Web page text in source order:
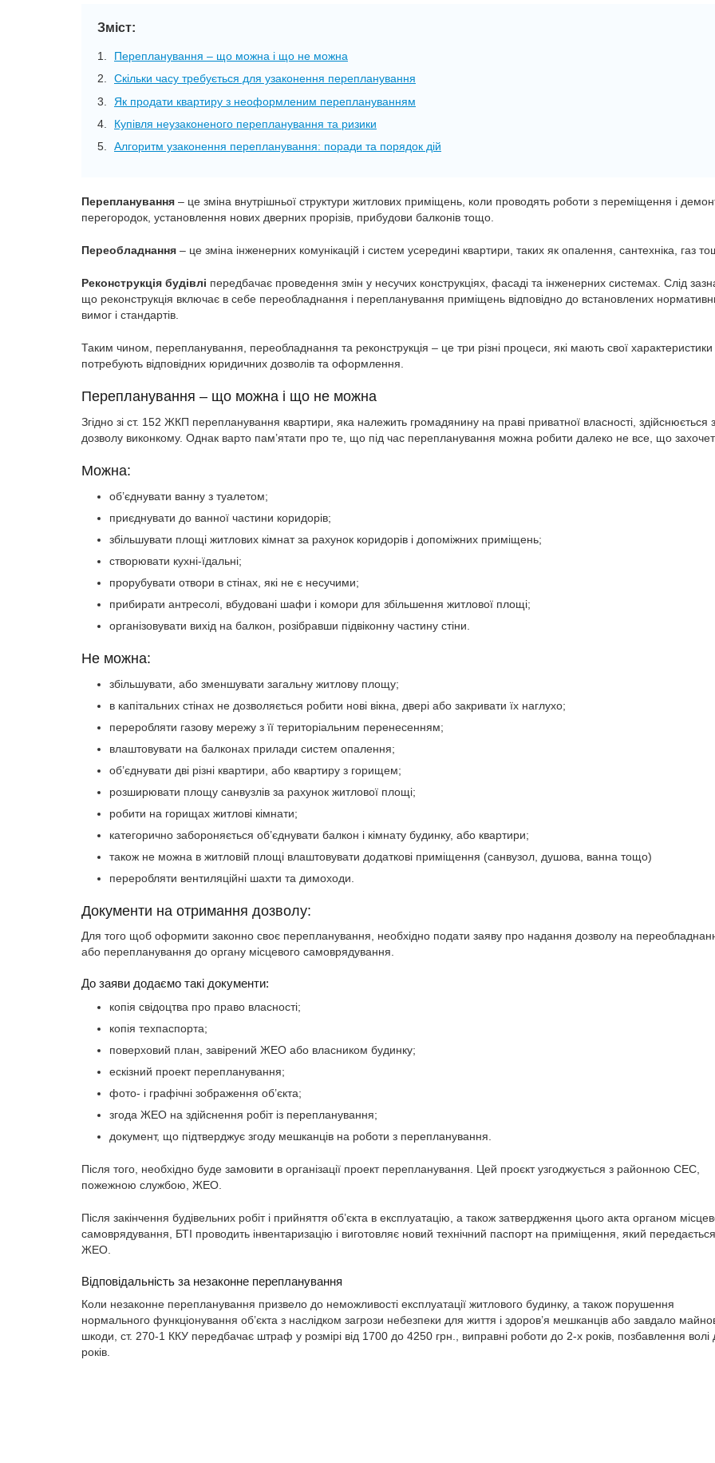
Зміст:
Перепланування – що можна і що не можна
Скільки часу требується для узаконення перепланування
Як продати квартиру з неоформленим переплануванням
Купівля неузаконеного перепланування та ризики
Алгоритм узаконення перепланування: поради та порядок дій
Перепланування – це зміна внутрішньої структури житлових приміщень, коли проводять роботи з переміщення і
перегородок, установлення нових дверних прорізів, прибудови балконів тощо.
Переобладнання – це зміна інженерних комунікацій і систем усередині квартири, таких як опалення, сантехніка, газ
Реконструкція будівлі передбачає проведення змін у несучих конструкціях, фасаді та інженерних системах. Слід
що реконструкція включає в себе переобладнання і перепланування приміщень відповідно до встановлених
вимог і стандартів.
Таким чином, перепланування, переобладнання та реконструкція – це три різні процеси, які мають свої характеристики
потребують відповідних юридичних дозволів та оформлення.
Перепланування – що можна і що не можна
Згідно зі ст. 152 ЖКП перепланування квартири, яка належить громадянину на праві приватної власності, здійснюється з
дозволу виконкому. Однак варто пам’ятати про те, що під час перепланування можна робити далеко не все, що
Можна:
об’єднувати ванну з туалетом;
приєднувати до ванної частини коридорів;
збільшувати площі житлових кімнат за рахунок коридорів і допоміжних приміщень;
створювати кухні-їдальні;
прорубувати отвори в стінах, які не є несучими;
прибирати антресолі, вбудовані шафи і комори для збільшення житлової площі;
організовувати вихід на балкон, розібравши підвіконну частину стіни.
Не можна:
збільшувати, або зменшувати загальну житлову площу;
в капітальних стінах не дозволяється робити нові вікна, двері або закривати їх наглухо;
переробляти газову мережу з її територіальним перенесенням;
влаштовувати на балконах прилади систем опалення;
об’єднувати дві різні квартири, або квартиру з горищем;
розширювати площу санвузлів за рахунок житлової площі;
робити на горищах житлові кімнати;
категорично забороняється об’єднувати балкон і кімнату будинку, або квартири;
також не можна в житловій площі влаштовувати додаткові приміщення (санвузол, душова, ванна тощо)
переробляти вентиляційні шахти та димоходи.
Документи на отримання дозволу:
Для того щоб оформити законно своє перепланування, необхідно подати заяву про надання дозволу на
або перепланування до органу місцевого самоврядування.
До заяви додаємо такі документи:
копія свідоцтва про право власності;
копія техпаспорта;
поверховий план, завірений ЖЕО або власником будинку;
ескізний проект перепланування;
фото- і графічні зображення об’єкта;
згода ЖЕО на здійснення робіт із перепланування;
документ, що підтверджує згоду мешканців на роботи з перепланування.
Після того, необхідно буде замовити в організації проект перепланування. Цей проєкт узгоджується з районною СЕС,
пожежною службою, ЖЕО.
Після закінчення будівельних робіт і прийняття об’єкта в експлуатацію, а також затвердження цього акта органом
самоврядування, БТІ проводить інвентаризацію і виготовляє новий технічний паспорт на приміщення, який
ЖЕО.
Відповідальність за незаконне перепланування
Коли незаконне перепланування призвело до неможливості експлуатації житлового будинку, а також порушення
нормального функціонування об’єкта з наслідком загрози небезпеки для життя і здоров’я мешканців або завдало
шкоди, ст. 270-1 ККУ передбачає штраф у розмірі від 1700 до 4250 грн., виправні роботи до 2-х років, позбавлення волі
років.